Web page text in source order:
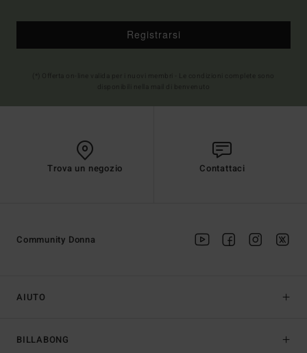
Registrarsi
Trova un negozio Contattaci
AIUTO
BILLABONG
Community Donna